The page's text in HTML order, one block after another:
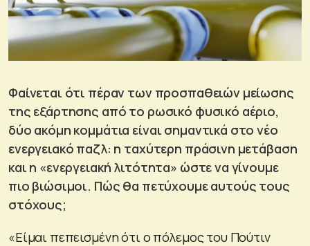
Φαίνεται ότι πέραν των προσπαθειών μείωσης
της εξάρτησης από το ρωσικό φυσικό αέριο,
δύο ακόμη κομμάτια είναι σημαντικά στο νέο
ενεργειακό παζλ: η ταχύτερη πράσινη μετάβαση
και η «ενεργειακή λιτότητα» ώστε να γίνουμε
πιο βιώσιμοι. Πώς θα πετύχουμε αυτούς τους
στόχους;
«Είμαι πεπεισμένη ότι ο πόλεμος του Πούτιν